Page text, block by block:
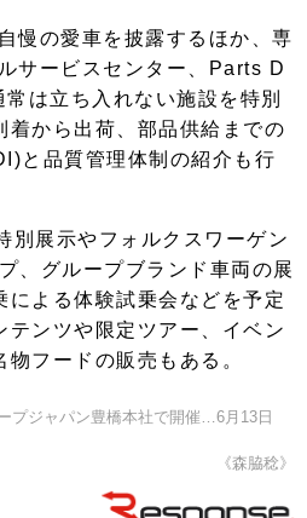
慢の愛車を披露するほか、専
サービスセンター、Parts D
は立ち入れない施設を特別
着から出荷、部品供給までの
と品質管理体制の紹介も行
別展示やフォルクスワーゲン
、グループブランド車両の展
による体験試乗会などを予定
テンツや限定ツアー、イベン
物フードの販売もある。
プジャパン豊橋本社で開催…6月13日
《森脇稔》